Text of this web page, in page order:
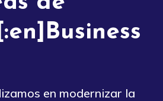
en modernizar la